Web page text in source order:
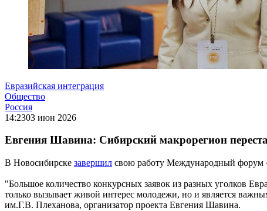
Евразийская интеграция
Общество
Россия
14:2303 июн 2026
Евгения Шавина: Сибирский макрорегион
В Новосибирске завершил свою работу Международный форум
"Большое количество конкурсных заявок из разных уголков
только вызывает живой интерес молодежи, но и является
им.Г.В. Плеханова, организатор проекта Евгения Шавина.